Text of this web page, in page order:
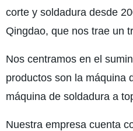
corte y soldadura desde
Qingdao, que nos trae un
Nos centramos en el
productos son la máquina
máquina de soldadura a
Nuestra empresa cuenta